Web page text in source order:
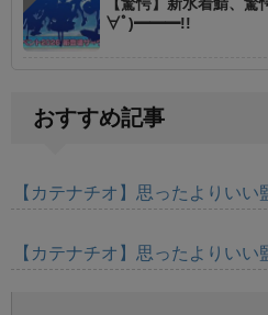
∀ﾟ)━━━!!
おすすめ記事
【カテナチオ】思ったよりい
【カテナチオ】思ったよりい